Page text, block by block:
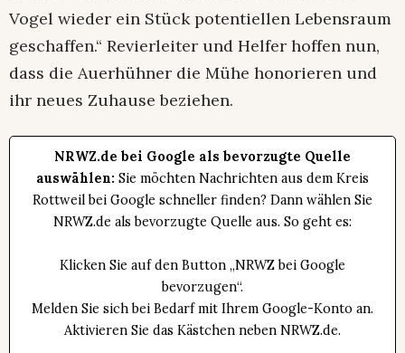
Vogel wieder ein Stück potentiellen Lebensraum
geschaffen.“ Revierleiter und Helfer hoffen nun,
dass die Auerhühner die Mühe honorieren und
ihr neues Zuhause beziehen.
NRWZ.de bei Google als bevorzugte Quelle
auswählen: Sie möchten Nachrichten aus dem Kreis
Rottweil bei Google schneller finden? Dann wählen Sie
NRWZ.de als bevorzugte Quelle aus. So geht es:
Klicken Sie auf den Button „NRWZ bei Google
bevorzugen“.
Melden Sie sich bei Bedarf mit Ihrem Google-Konto an.
Aktivieren Sie das Kästchen neben NRWZ.de.